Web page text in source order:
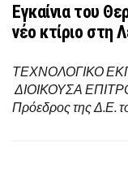
Εγκαίνια του
νέο κτίριο στη
ΤΕΧΝΟΛΟΓΙΚΟ
ΔΙΟΙΚΟΥΣΑ
Πρόεδρος της Δ.Ε.